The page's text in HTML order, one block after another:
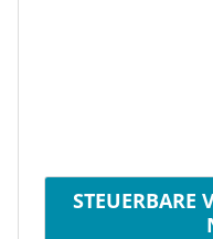
STEUERBARE